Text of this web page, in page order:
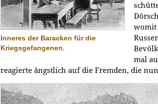
Inneres der Baracken für die
Kriegsgefangenen.
womit
mal
reagierte ängstlich auf die Fremden, die